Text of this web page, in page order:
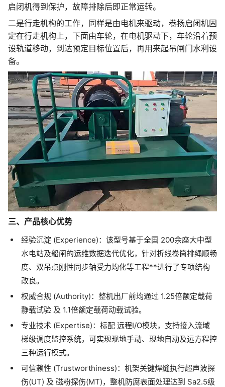
14 行走机构 采用 “电机-制动器-减速器”三
15 钢轨 建议采用 QU100 或 QU120
16 其他辅助件（补充） 钢丝绳平衡杆系统：用于连接
启闭机得到保护，故障排除后即正常运转。
二是行走机构的工作，同样是由电机来驱动，卷扬启闭机固
定在行走机构上，下面由车轮，在电机驱动下，车轮沿着预
设轨道移动，到达预定目标位置后，再用来起吊闸门水利设
备。
三、产品核心优势
经验沉淀 (Experience)：该型号基于全国 200余座大中型
水电站及船闸的运维数据迭代优化，针对折线卷筒排绳顺畅
度、双吊点刚性同步轴受力均化等工程**进行了专项结构
改良。
权威合规 (Authority)：整机出厂前均通过 1.25倍额定载荷
静载试验 及 1.1倍额定载荷动载试验。
专业技术 (Expertise)：标配 远程I/O模块，支持接入流域
梯级调度监控系统，可实现现地手动、现地自动及远方程控
三种运行模式。
可信赖性 (Trustworthiness)：机架关键焊缝执行超声波探
伤(UT) 及 磁粉探伤(MT)，整机防腐表面处理达到 Sa2.5级